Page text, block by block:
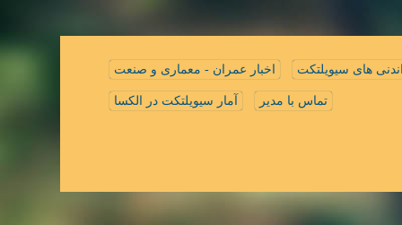
های سیویلتکت اخبار عمران - معماری و صنعت
تماس با مدیر آمار سیویلتکت در الکسا